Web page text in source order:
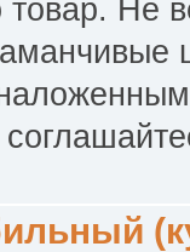
товар. Не